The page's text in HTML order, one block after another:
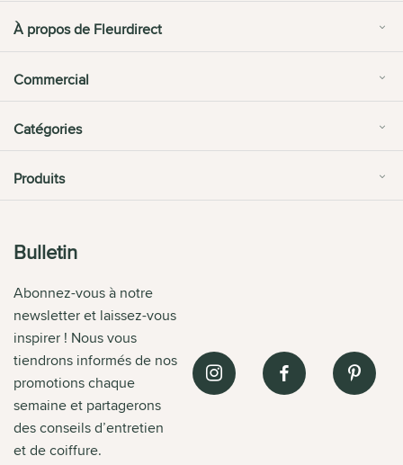
À propos de Fleurdirect
Commercial
Catégories
Produits
Bulletin
Abonnez-vous à notre
newsletter et laissez-vous
inspirer ! Nous vous
tiendrons informés de nos
promotions chaque
semaine et partagerons
des conseils d’entretien
et de coiffure.